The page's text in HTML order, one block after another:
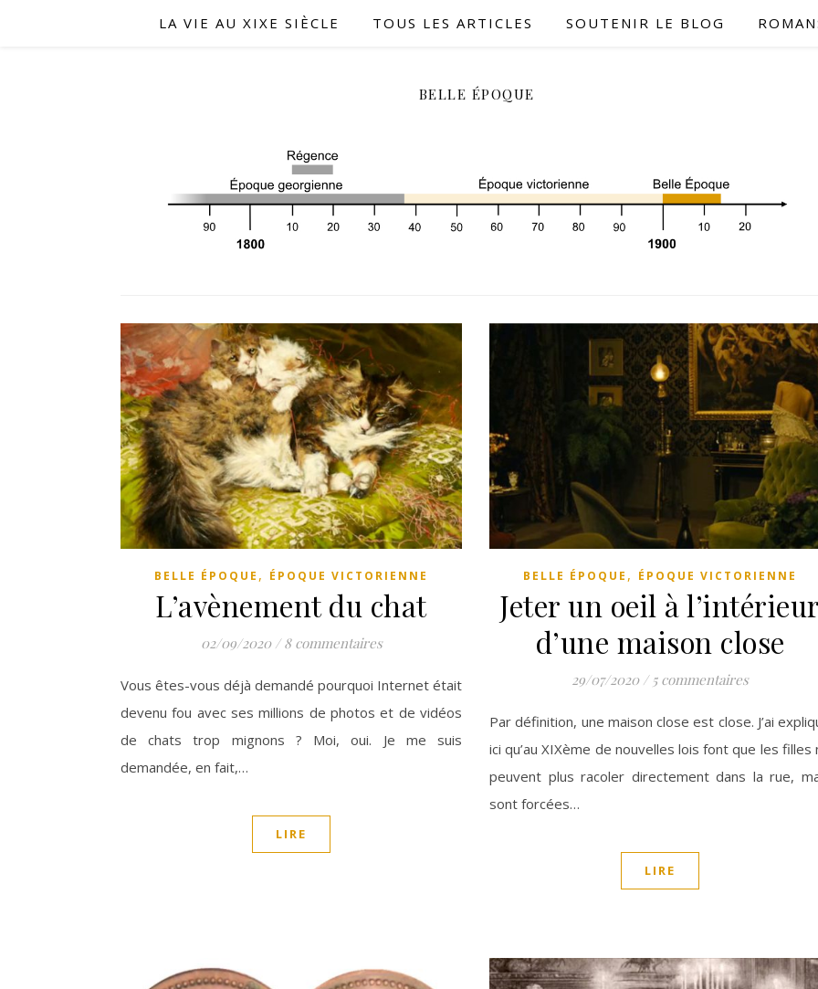
LA VIE AU XIXE SIÈCLE TOUS LES ARTICLES SOUTENIR LE BLOG
BELLE ÉPOQUE
BELLE ÉPOQUE , ÉPOQUE VICTORIENNE
L’avènement du chat
02/09/2020 / 8 commentaires
Vous êtes-vous déjà demandé pourquoi Internet était
devenu fou avec ses millions de photos et de vidéos
de chats trop mignons ? Moi, oui. Je me suis
demandée, en fait,…
LIRE
BELLE ÉPOQUE , ÉPOQUE VICTORIENNE
Jeter un oeil à
d’une maison close
29/07/2020 / 5 commentaires
Par définition, une maison close est close. J’ai
ici qu’au XIXème de nouvelles lois font que les filles
peuvent plus racoler directement dans la rue,
sont forcées…
LIRE